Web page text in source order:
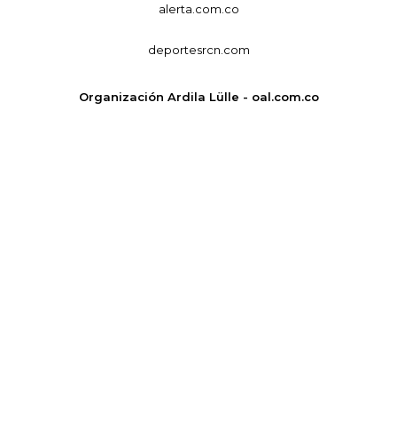
alerta.com.co
deportesrcn.com
Organización Ardila Lülle - oal.com.co